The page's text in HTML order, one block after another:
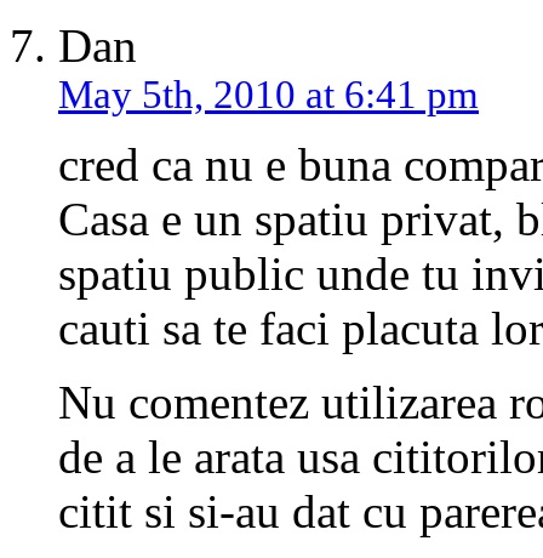
Dan
May 5th, 2010 at 6:41 pm
cred ca nu e buna
Casa e un spatiu privat,
spatiu public unde tu
cauti sa te faci placuta
Nu comentez utilizarea
de a le arata usa
citit si si-au dat cu